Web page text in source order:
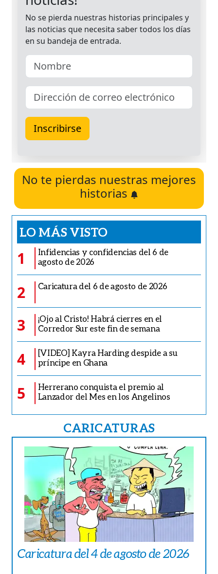
No te pierdas nuestras mejores
historias
LO MÁS VISTO
1
Infidencias y confidencias del 6 de
agosto de 2026
2 Caricatura del 6 de agosto de 2026
3
¡Ojo al Cristo! Habrá cierres en el
Corredor Sur este fin de semana
4
[VIDEO] Kayra Harding despide a su
príncipe en Ghana
5
Herrerano conquista el premio al
Lanzador del Mes en los Angelinos
CARICATURAS
Caricatura del 4 de agosto de 2026